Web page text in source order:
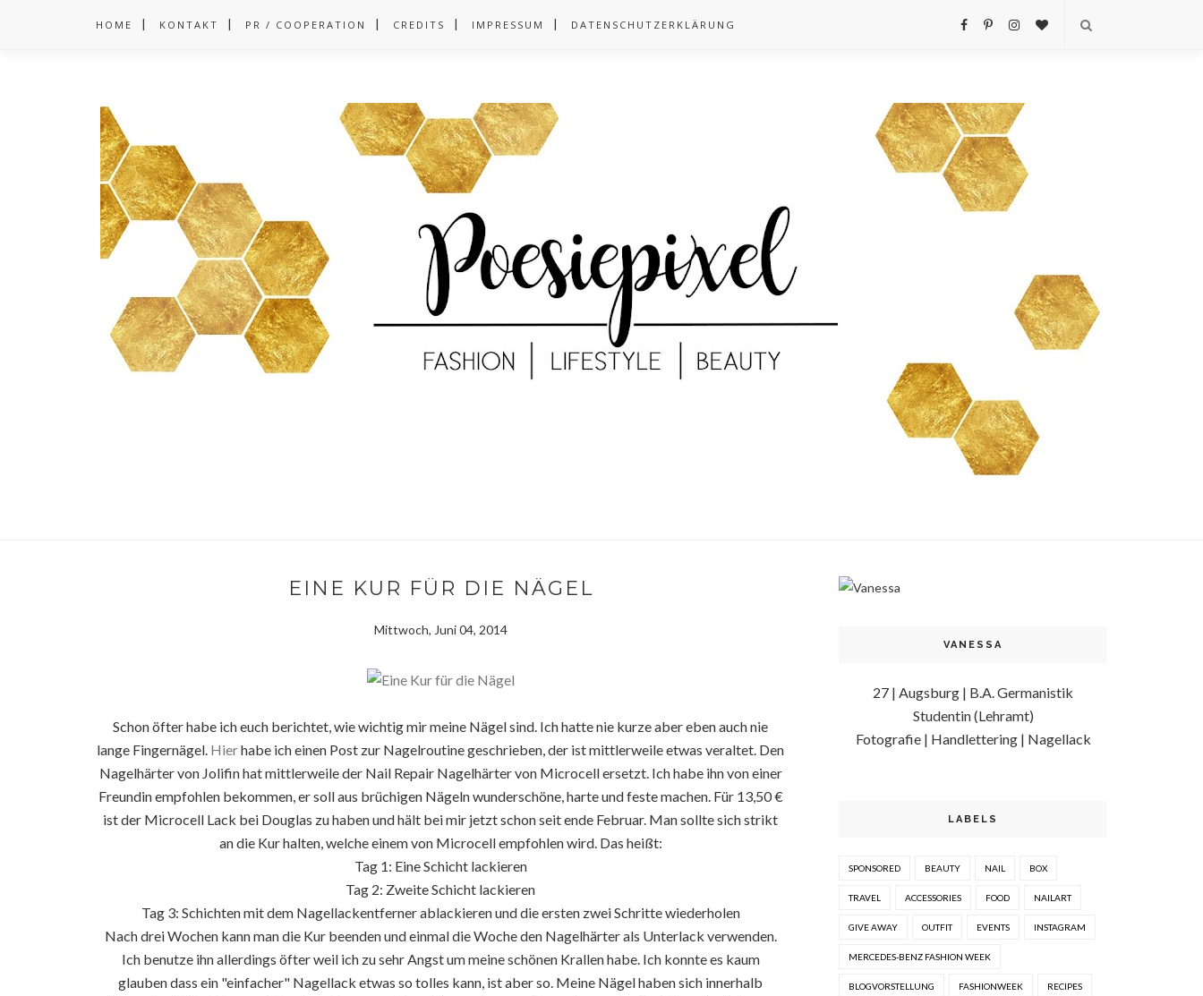
HOME KONTAKT PR / COOPERATION CREDITS IMPRESSUM DATENSCHUTZERKLÄRUNG
EINE KUR FÜR DIE NÄGEL
Mittwoch, Juni 04, 2014
Schon öfter habe ich euch berichtet, wie wichtig mir meine Nägel sind. Ich hatte nie kurze aber eben auch nie
lange Fingernägel. Hierhabe ich einen Post zur Nagelroutine geschrieben, der ist mittlerweile etwas veraltet. Den
Nagelhärter von Jolifin hat mittlerweile der Nail Repair Nagelhärter von Microcell ersetzt. Ich habe ihn von einer
Freundin empfohlen bekommen, er soll aus brüchigen Nägeln wunderschöne, harte und feste machen. Für 13,50 €
ist der Microcell Lack bei Douglas zu haben und hält bei mir jetzt schon seit ende Februar. Man sollte sich strikt
an die Kur halten, welche einem von Microcell empfohlen wird. Das heißt:
Tag 1: Eine Schicht lackieren
Tag 2: Zweite Schicht lackieren
Tag 3: Schichten mit dem Nagellackentferner ablackieren und die ersten zwei Schritte wiederholen
Nach drei Wochen kann man die Kur beenden und einmal die Woche den Nagelhärter als Unterlack verwenden.
Ich benutze ihn allerdings öfter weil ich zu sehr Angst um meine schönen Krallen habe. Ich konnte es kaum
glauben dass ein "einfacher" Nagellack etwas so tolles kann, ist aber so. Meine Nägel haben sich innerhalb
VANESSA
27 | Augsburg | B.A. Germanistik
Studentin (Lehramt)
Fotografie | Handlettering | Nagellack
LABELS
SPONSORED BEAUTY NAIL BOX
TRAVEL ACCESSORIES FOOD NAILART
GIVE AWAY OUTFIT EVENTS INSTAGRAM
MERCEDES-BENZ FASHION WEEK
BLOGVORSTELLUNG FASHIONWEEK RECIPES